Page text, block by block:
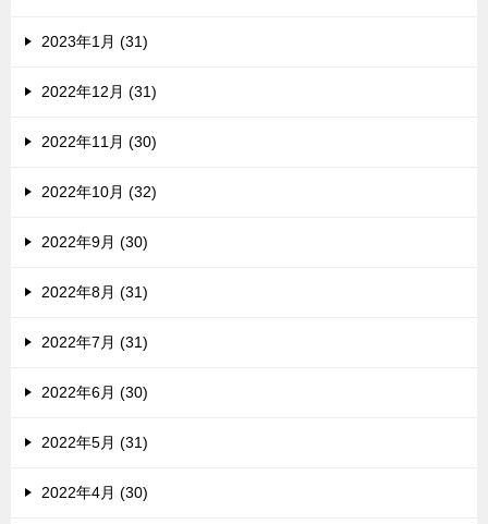
2023年1月 (31)
2022年12月 (31)
2022年11月 (30)
2022年10月 (32)
2022年9月 (30)
2022年8月 (31)
2022年7月 (31)
2022年6月 (30)
2022年5月 (31)
2022年4月 (30)